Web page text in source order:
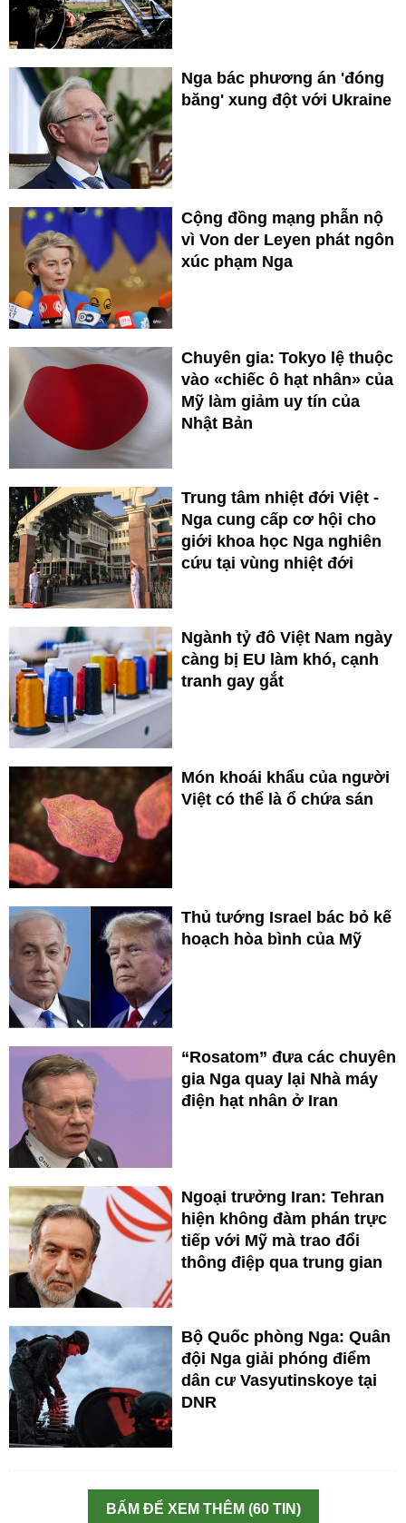
Nga bác phương án 'đóng
băng' xung đột với Ukraine
Cộng đồng mạng phẫn nộ
vì Von der Leyen phát ngôn
xúc phạm Nga
Chuyên gia: Tokyo lệ thuộc
vào «chiếc ô hạt nhân» của
Mỹ làm giảm uy tín của
Nhật Bản
Trung tâm nhiệt đới Việt -
Nga cung cấp cơ hội cho
giới khoa học Nga nghiên
cứu tại vùng nhiệt đới
Ngành tỷ đô Việt Nam ngày
càng bị EU làm khó, cạnh
tranh gay gắt
Món khoái khẩu của người
Việt có thể là ổ chứa sán
Thủ tướng Israel bác bỏ kế
hoạch hòa bình của Mỹ
“Rosatom” đưa các chuyên
gia Nga quay lại Nhà máy
điện hạt nhân ở Iran
Ngoại trưởng Iran: Tehran
hiện không đàm phán trực
tiếp với Mỹ mà trao đổi
thông điệp qua trung gian
Bộ Quốc phòng Nga: Quân
đội Nga giải phóng điểm
dân cư Vasyutinskoye tại
DNR
BẤM ĐỂ XEM THÊM (60 TIN)